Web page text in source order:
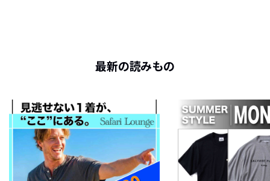
最新の読みもの